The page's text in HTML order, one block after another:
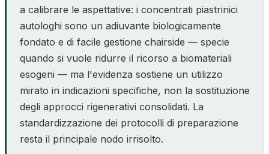
a calibrare le aspettative: i concentrati piastrinici
autologhi sono un adiuvante biologicamente
fondato e di facile gestione chairside — specie
quando si vuole ridurre il ricorso a biomateriali
esogeni — ma l'evidenza sostiene un utilizzo
mirato in indicazioni specifiche, non la sostituzione
degli approcci rigenerativi consolidati. La
standardizzazione dei protocolli di preparazione
resta il principale nodo irrisolto.